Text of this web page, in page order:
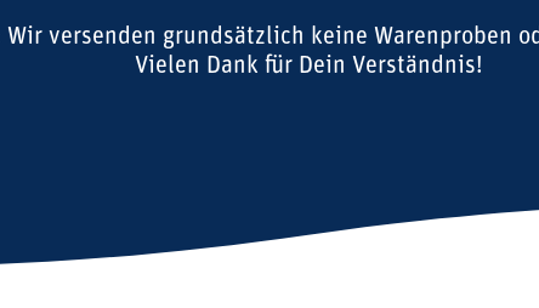
Wir versenden grundsätzlich keine Warenproben
Vielen Dank für Dein Verständnis!